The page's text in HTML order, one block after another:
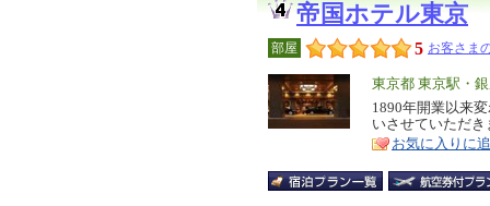
帝国ホテル東京
部屋 5 お客さま
エ
リ
ア
東京都 東京駅・
特
徴
1890年開業以来
いさせていただき
お気に入りに